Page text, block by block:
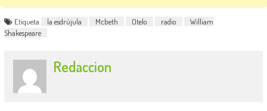
Etiqueta la esdrújula Mcbeth Otelo radio
William
Shakespeare
Redaccion